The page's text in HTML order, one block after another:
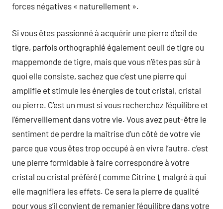
forces négatives « naturellement ».
Si vous êtes passionné à acquérir une pierre d’œil de
tigre, parfois orthographié également oeuil de tigre ou
mappemonde de tigre, mais que vous n’êtes pas sûr à
quoi elle consiste, sachez que c’est une pierre qui
amplifie et stimule les énergies de tout cristal, cristal
ou pierre. C’est un must si vous recherchez l’équilibre et
l’émerveillement dans votre vie. Vous avez peut-être le
sentiment de perdre la maîtrise d’un côté de votre vie
parce que vous êtes trop occupé à en vivre l’autre. c’est
une pierre formidable à faire correspondre à votre
cristal ou cristal préféré ( comme Citrine ), malgré à qui
elle magnifiera les effets. Ce sera la pierre de qualité
pour vous s’il convient de remanier l’équilibre dans votre